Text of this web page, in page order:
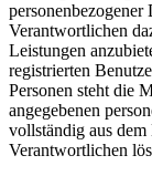
Verantwortlichen
Leistungen
registrierten
Personen steht die
angegebenen
vollständig aus dem
Verantwortlichen